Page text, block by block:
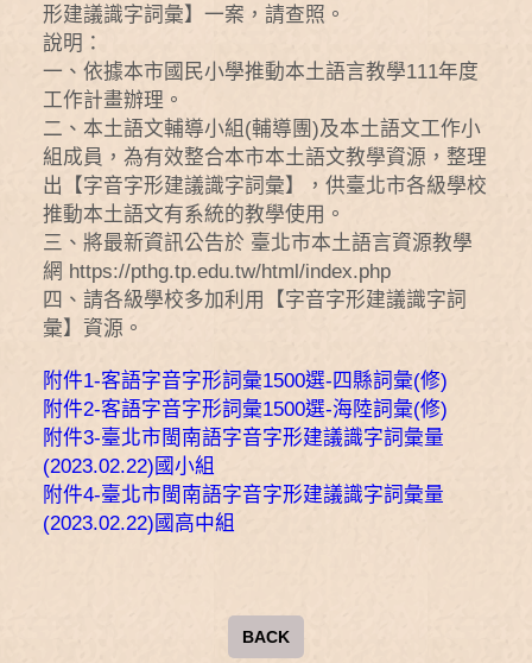
形建議識字詞彙】一案，請查照。
說明：
一、依據本市國民小學推動本土語言教學111年度
工作計畫辦理。
二、本土語文輔導小組(輔導團)及本土語文工作小
組成員，為有效整合本市本土語文教學資源，整理
出【字音字形建議識字詞彙】，供臺北市各級學校
推動本土語文有系統的教學使用。
三、將最新資訊公告於 臺北市本土語言資源教學
網 https://pthg.tp.edu.tw/html/index.php
四、請各級學校多加利用【字音字形建議識字詞
彙】資源。
附件1-客語字音字形詞彙1500選-四縣詞彙(修)
附件2-客語字音字形詞彙1500選-海陸詞彙(修)
附件3-臺北市閩南語字音字形建議識字詞彙量
(2023.02.22)國小組
附件4-臺北市閩南語字音字形建議識字詞彙量
(2023.02.22)國高中組
BACK